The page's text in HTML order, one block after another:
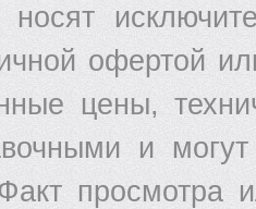
офертой
цены,
и
просмотра